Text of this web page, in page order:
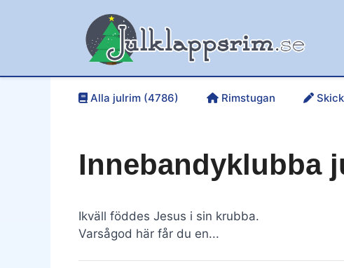
Alla julrim (4786) Rimstugan
Innebandyklubba
Ikväll föddes Jesus i sin krubba.
Varsågod här får du en...